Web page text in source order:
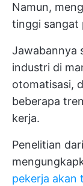
Namun,
tinggi sangat
Jawabannya
industri di
otomatisasi,
beberapa
kerja.
Penelitian
pekerja akan